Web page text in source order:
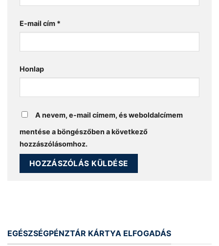
E-mail cím *
Honlap
A nevem, e-mail címem, és weboldalcímem
mentése a böngészőben a következő
hozzászólásomhoz.
EGÉSZSÉGPÉNZTÁR KÁRTYA ELFOGADÁS